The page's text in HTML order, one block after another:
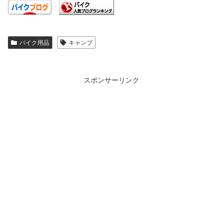
バイク用品 キャンプ
スポンサーリンク